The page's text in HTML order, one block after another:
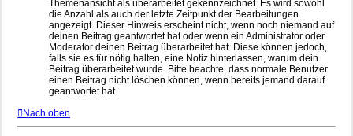
Themenansicht als überarbeitet gekennzeichnet. Es wird sowohl
die Anzahl als auch der letzte Zeitpunkt der Bearbeitungen
angezeigt. Dieser Hinweis erscheint nicht, wenn noch niemand auf
deinen Beitrag geantwortet hat oder wenn ein Administrator oder
Moderator deinen Beitrag überarbeitet hat. Diese können jedoch,
falls sie es für nötig halten, eine Notiz hinterlassen, warum dein
Beitrag überarbeitet wurde. Bitte beachte, dass normale Benutzer
einen Beitrag nicht löschen können, wenn bereits jemand darauf
geantwortet hat.
Nach oben